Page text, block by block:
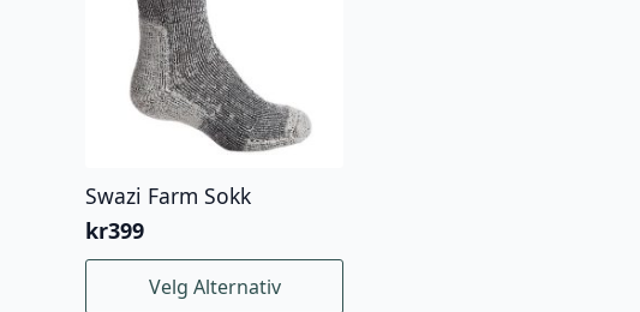
Swazi Farm Sokk
kr399
Velg Alternativ
Dette
produktet